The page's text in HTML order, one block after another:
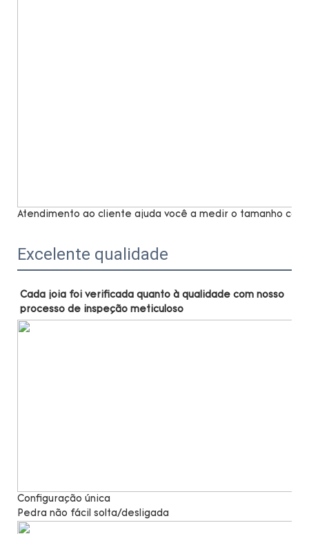
Atendimento ao cliente ajuda você a medir o tamanho
Excelente qualidade
Cada joia foi verificada quanto à qualidade com nosso
Configuração única
Pedra não fácil solta/desligada